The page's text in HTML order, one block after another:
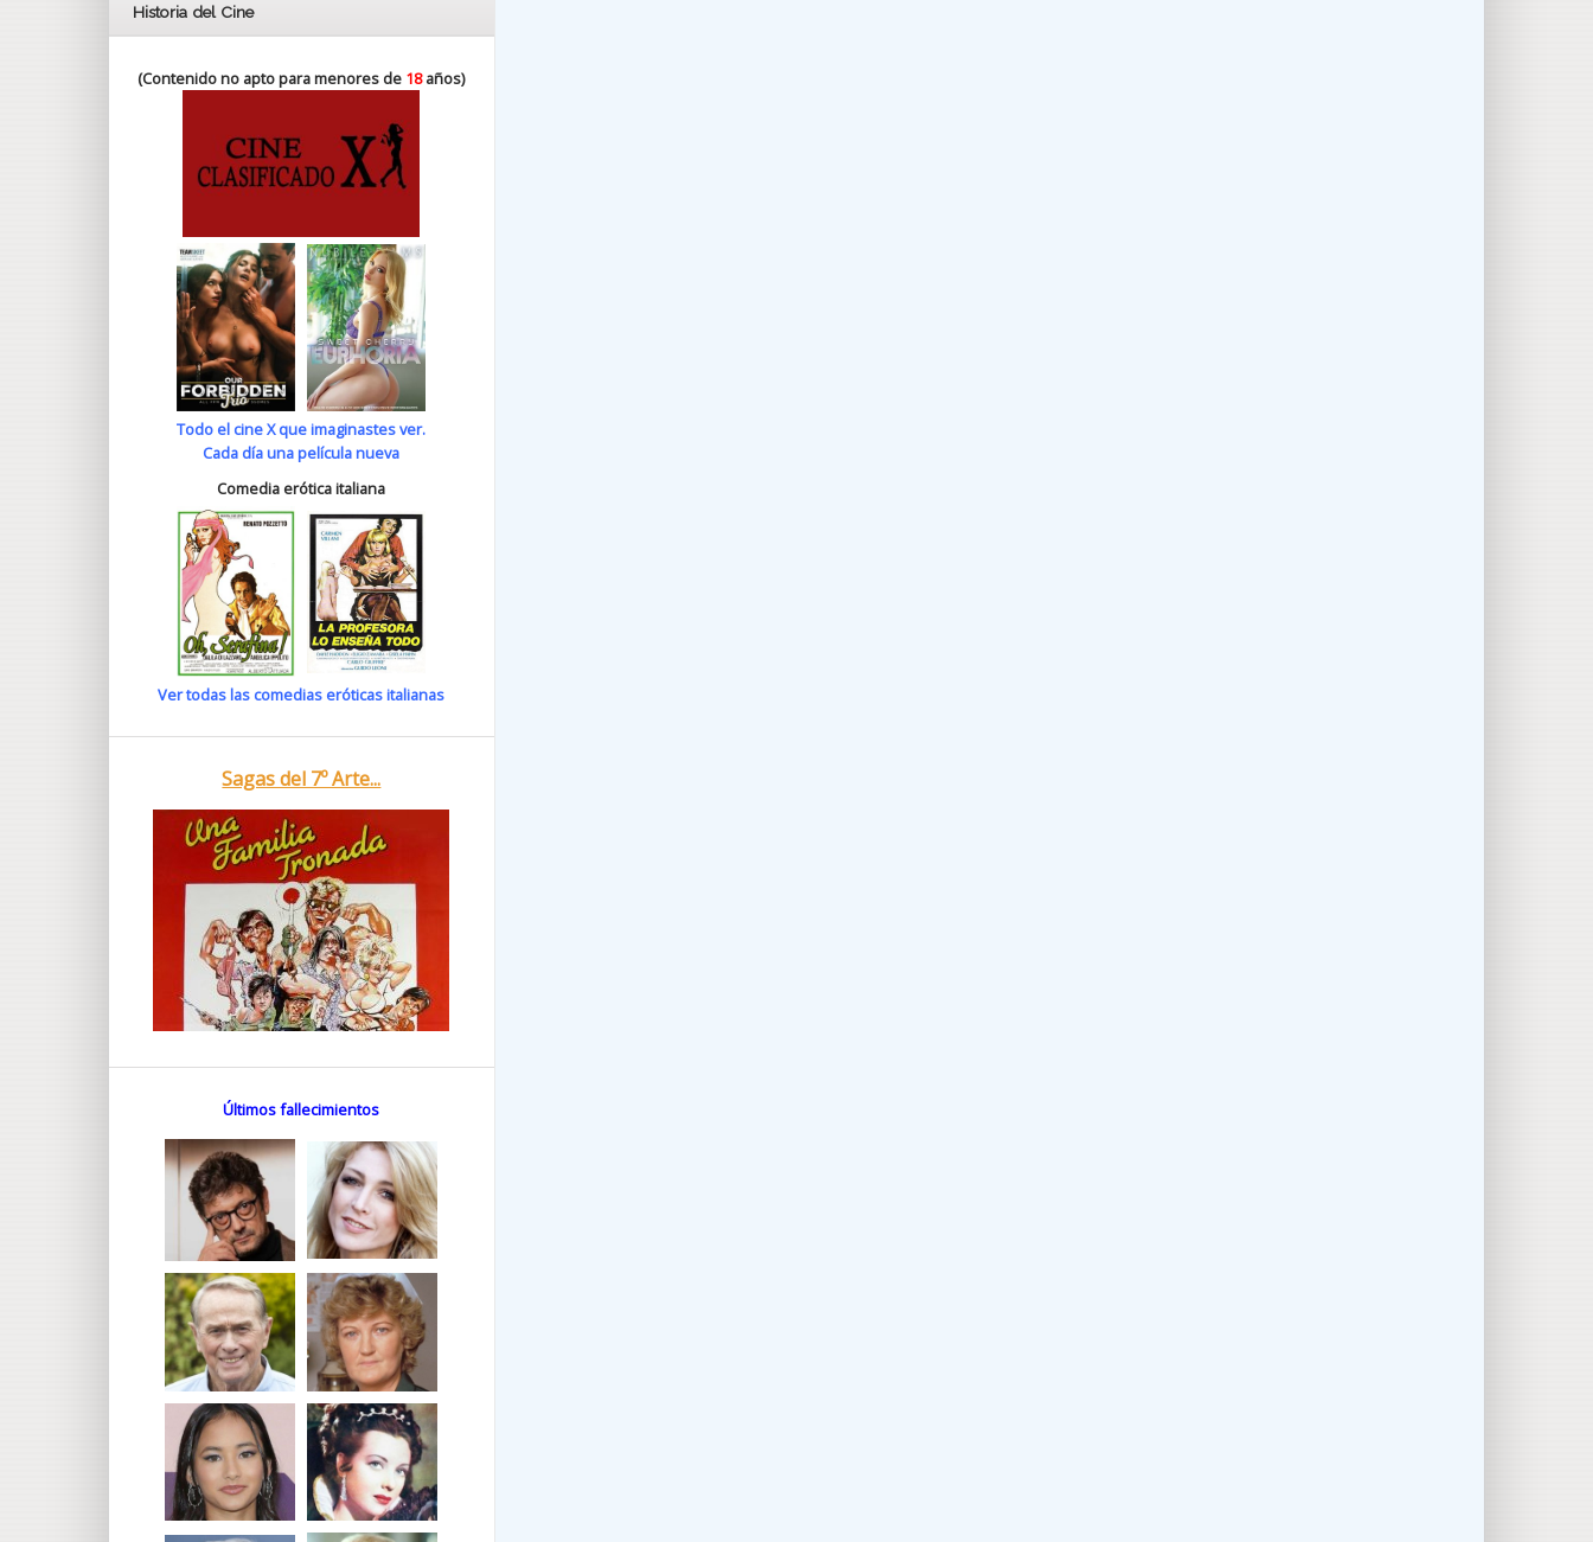
Historia del Cine
(Contenido no apto para menores de 18años)
Todo el cine X que imaginastes ver.
Cada día una película nueva
Comedia erótica italiana
Ver todas las comedias eróticas italianas
Sagas del 7º Arte...
Últimos fallecimientos